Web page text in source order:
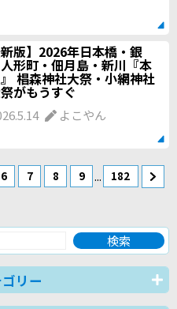
新版】2026年日本橋・銀
形町・佃月島・新川『本
椙森神社大祭・小網神社
がもうすぐ
よこやん
6 7 8 9 ... 182
リー